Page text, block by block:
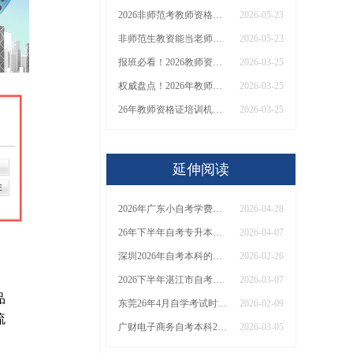
2026非师范考教师资格证可以当老师吗（女生篇） 2026-05-23
非师范生教资能当老师吗？一篇说明白！ 2026-05-23
报班必看！2026教师资格证报考培训班推荐榜TOP5！ 2026-03-25
权威盘点！2026年教师资格证十大知名机构排名与选择全攻略 2026-03-25
26年教师资格证培训机构哪个好？值得推荐有？ 2026-03-25
延伸阅读
2026年广东小自考学费明细！自己能报名吗？附两种报名方式详解 2026-04-28
26年下半年自考专升本报名入口官网（+全国入口） 2026-04-07
深圳2026年自考本科的学费一般多少钱一年 2026-02-26
2026下半年湛江市自考本科、大专报名网址？ 2026-03-07
东莞26年4月自学考试时间是多少？附考试日程表 2026-02-09
广财电子商务自考本科2026怎么报名？附新生报考指南！ 2026-03-05